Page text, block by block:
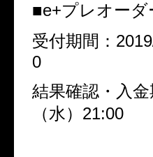
■e+プレオーダ
受付期間：
0
結果確認・入金
（水） 21:00